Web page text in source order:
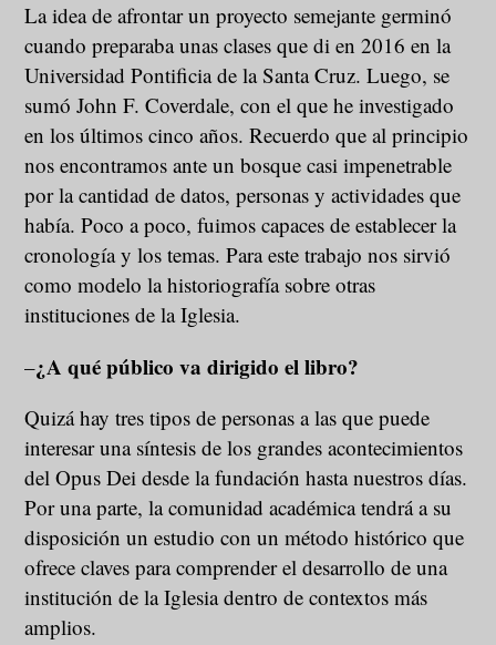
La idea de afrontar un proyecto semejante germinó
cuando preparaba unas clases que di en 2016 en la
Universidad Pontificia de la Santa Cruz. Luego, se
sumó John F. Coverdale, con el que he investigado
en los últimos cinco años. Recuerdo que al principio
nos encontramos ante un bosque casi impenetrable
por la cantidad de datos, personas y actividades que
había. Poco a poco, fuimos capaces de establecer la
cronología y los temas. Para este trabajo nos sirvió
como modelo la historiografía sobre otras
instituciones de la Iglesia.
–¿A qué público va dirigido el libro?
Quizá hay tres tipos de personas a las que puede
interesar una síntesis de los grandes acontecimientos
del Opus Dei desde la fundación hasta nuestros días.
Por una parte, la comunidad académica tendrá a su
disposición un estudio con un método histórico que
ofrece claves para comprender el desarrollo de una
institución de la Iglesia dentro de contextos más
amplios.